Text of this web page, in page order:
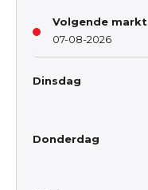
Volgende markt
07-08-2026
Dinsdag
Donderdag